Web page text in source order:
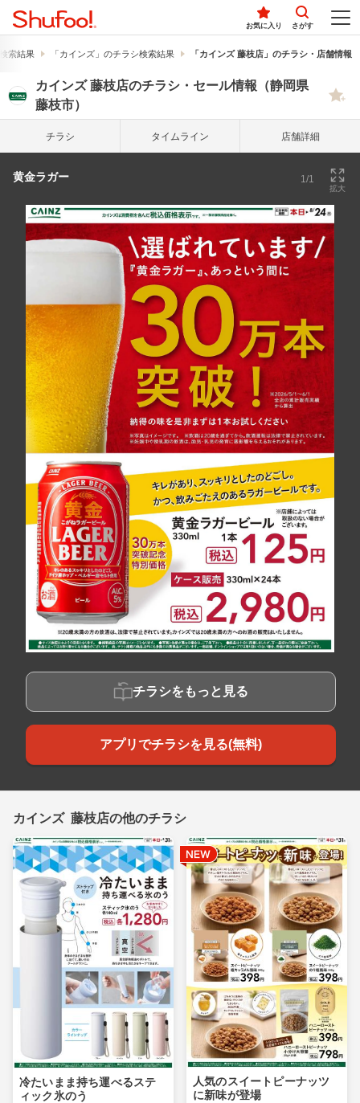
お気に入り さがす
索結果 「カインズ」のチラシ検索結果 「カインズ 藤枝店」のチラシ・店舗情報
カインズ 藤枝店のチラシ・セール情報（静岡県
藤枝市）
チラシ タイム ライン 店舗詳細
黄金ラガー 1/1
拡大
チラシをもっと見る
アプリでチラシを見る(無料)
カインズ 藤枝店の他のチラシ
冷たいまま持ち運べるステ
ィック氷のう
人気のスイートピーナッツ
に新味が登場